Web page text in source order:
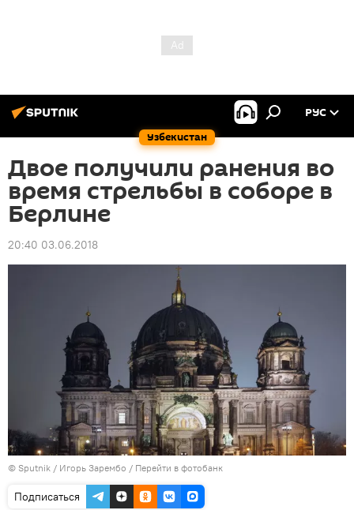
Узбекистан
РУС
Двое получили ранения во
время стрельбы в соборе в
Берлине
20:40 03.06.2018
© Sputnik / Игорь Зарембо / Перейти в фотобанк
Подписаться